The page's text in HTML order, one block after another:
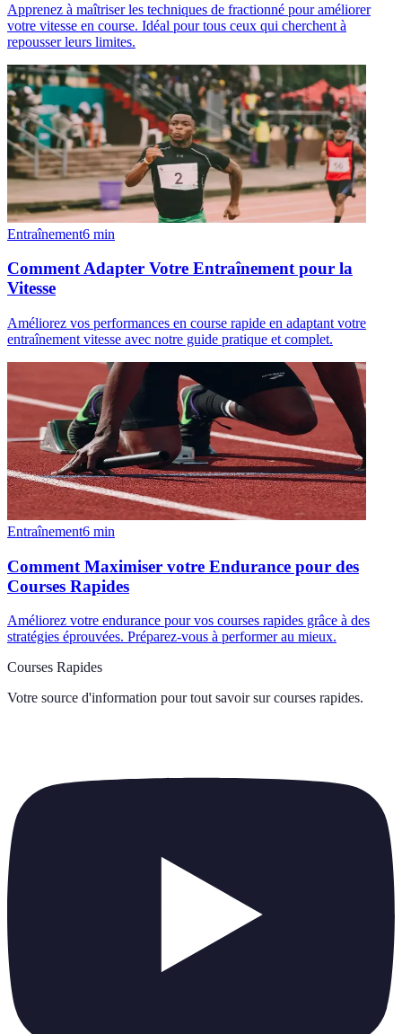
Apprenez à maîtriser les techniques de fractionné pour améliorer
votre vitesse en course. Idéal pour tous ceux qui cherchent à
repousser leurs limites.
Entraînement6 min
Comment Adapter Votre Entraînement pour la
Vitesse
Améliorez vos performances en course rapide en adaptant votre
entraînement vitesse avec notre guide pratique et complet.
Entraînement6 min
Comment Maximiser votre Endurance pour des
Courses Rapides
Améliorez votre endurance pour vos courses rapides grâce à des
stratégies éprouvées. Préparez-vous à performer au mieux.
Courses Rapides
Votre source d'information pour tout savoir sur courses rapides.